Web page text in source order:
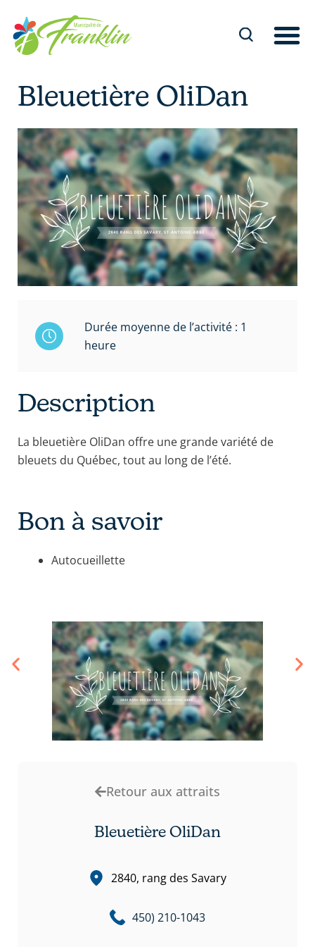
contenu
Bleuetière OliDan
Durée moyenne de l’activité : 1
heure
Description
La bleuetière OliDan offre une grande variété de
bleuets du Québec, tout au long de l’été.
Bon à savoir
Autocueillette
Retour aux attraits
Bleuetière OliDan
2840, rang des Savary
450) 210-1043